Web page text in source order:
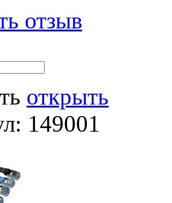
отзыв
открыть
149001